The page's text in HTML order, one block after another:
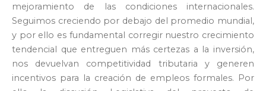
mejoramiento de las condiciones internacionales.
Seguimos creciendo por debajo del promedio mundial,
y por ello es fundamental corregir nuestro crecimiento
tendencial que entreguen más certezas a la inversión,
nos devuelvan competitividad tributaria y generen
incentivos para la creación de empleos formales. Por